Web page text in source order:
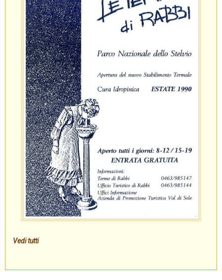
Vedi tutti